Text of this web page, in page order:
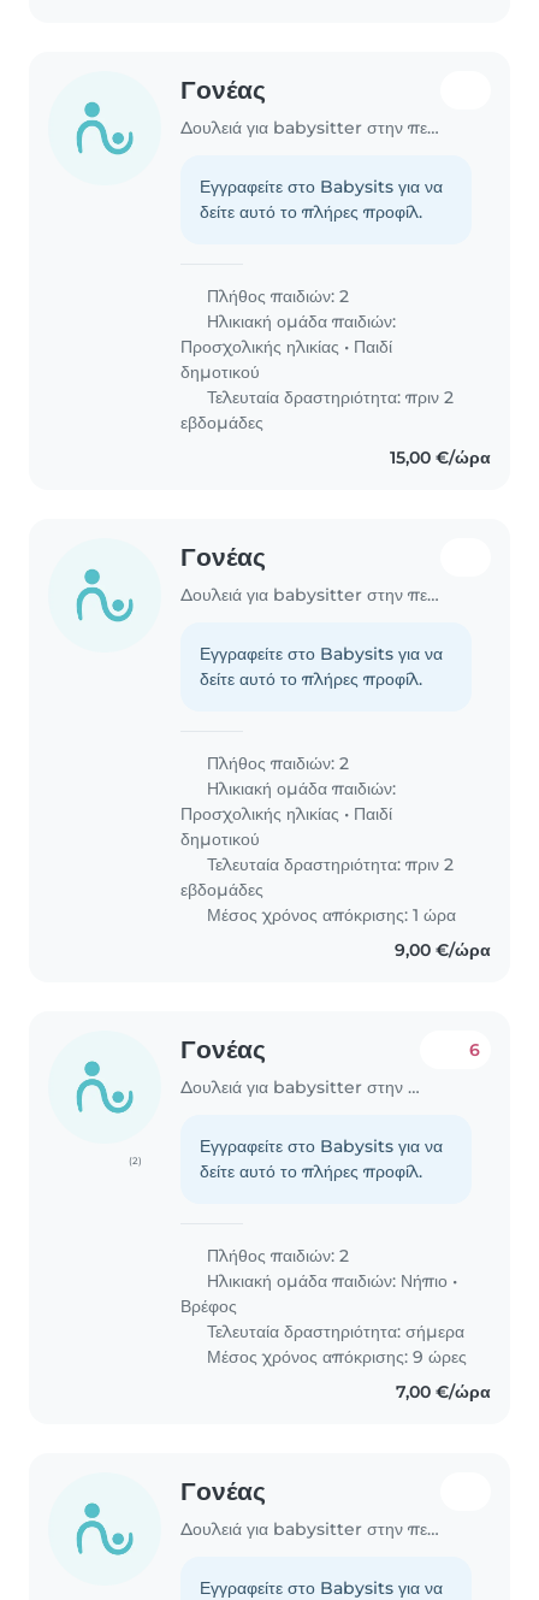
Γονέας
Δουλειά για babysitter στην περιοχή Χανιά
Εγγραφείτε στο Babysits για να
δείτε αυτό το πλήρες προφίλ.
Πλήθος παιδιών: 2
Ηλικιακή ομάδα παιδιών:
Προσχολικής ηλικίας • Παιδί
δημοτικού
Τελευταία δραστηριότητα: πριν 2
εβδομάδες
15,00 €/ώρα
Γονέας
Δουλειά για babysitter στην περιοχή Χανιά
Εγγραφείτε στο Babysits για να
δείτε αυτό το πλήρες προφίλ.
Πλήθος παιδιών: 2
Ηλικιακή ομάδα παιδιών:
Προσχολικής ηλικίας • Παιδί
δημοτικού
Τελευταία δραστηριότητα: πριν 2
εβδομάδες
Μέσος χρόνος απόκρισης: 1 ώρα
9,00 €/ώρα
(2)
Γονέας
Δουλειά για babysitter στην περιοχή Χανιά
6
Εγγραφείτε στο Babysits για να
δείτε αυτό το πλήρες προφίλ.
Πλήθος παιδιών: 2
Ηλικιακή ομάδα παιδιών: Νήπιο •
Βρέφος
Τελευταία δραστηριότητα: σήμερα
Μέσος χρόνος απόκρισης: 9 ώρες
7,00 €/ώρα
Γονέας
Δουλειά για babysitter στην περιοχή Χανιά
Εγγραφείτε στο Babysits για να